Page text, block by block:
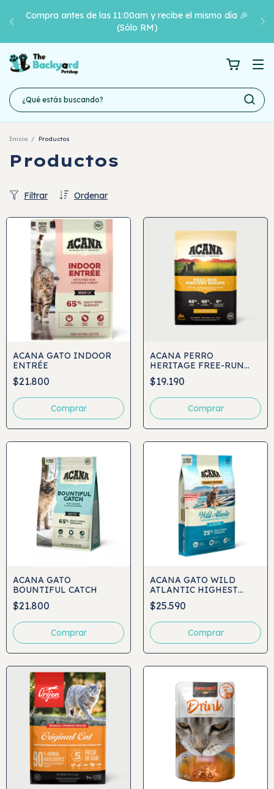
Compra antes de las 11:00am y recibe el mismo día 🎉
(Sólo RM)
Inicio / Productos
Productos
Ordenar
Filtrar
ACANA GATO INDOOR
ENTRÉE
$21.800
Comprar
ACANA PERRO
HERITAGE FREE-RUN
POULTRY
$19.190
Comprar
ACANA GATO
BOUNTIFUL CATCH
$21.800
Comprar
ACANA GATO WILD
ATLANTIC HIGHEST
PROTEIN
$25.590
Comprar